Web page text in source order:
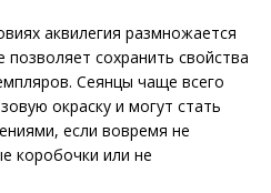
аквилегия размножается
сохранить свойства
Сеянцы чаще всего
окраску и могут стать
если вовремя не
коробочки или не